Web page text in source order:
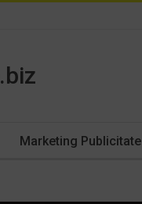
Marketing Publicitate